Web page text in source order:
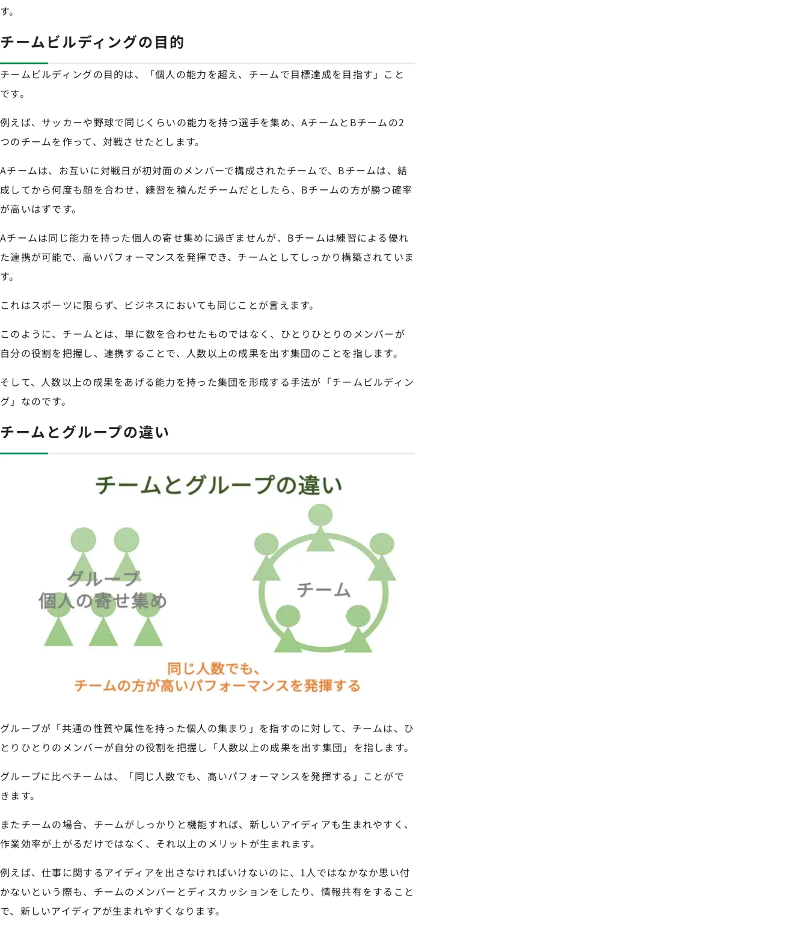
す。
チームビルディングの目的
チームビルディングの目的は、「個人の能力を超え、チームで目標達成を目指す」こと
です。
例えば、サッカーや野球で同じくらいの能力を持つ選手を集め、AチームとBチームの2
つのチームを作って、対戦させたとします。
Aチームは、お互いに対戦日が初対面のメンバーで構成されたチームで、Bチームは、結
成してから何度も顔を合わせ、練習を積んだチームだとしたら、Bチームの方が勝つ確率
が高いはずです。
Aチームは同じ能力を持った個人の寄せ集めに過ぎませんが、Bチームは練習による優れ
た連携が可能で、高いパフォーマンスを発揮でき、チームとしてしっかり構築されていま
す。
これはスポーツに限らず、ビジネスにおいても同じことが言えます。
このように、チームとは、単に数を合わせたものではなく、ひとりひとりのメンバーが
自分の役割を把握し、連携することで、人数以上の成果を出す集団のことを指します。
そして、人数以上の成果をあげる能力を持った集団を形成する手法が「チームビルディン
グ」なのです。
チームとグループの違い
グループが「共通の性質や属性を持った個人の集まり」を指すのに対して、チームは、ひ
とりひとりのメンバーが自分の役割を把握し「人数以上の成果を出す集団」を指します。
グループに比べチームは、「同じ人数でも、高いパフォーマンスを発揮する」ことがで
きます。
またチームの場合、チームがしっかりと機能すれば、新しいアイディアも生まれやすく、
作業効率が上がるだけではなく、それ以上のメリットが生まれます。
例えば、仕事に関するアイディアを出さなければいけないのに、1人ではなかなか思い付
かないという際も、チームのメンバーとディスカッションをしたり、情報共有をすること
で、新しいアイディアが生まれやすくなります。